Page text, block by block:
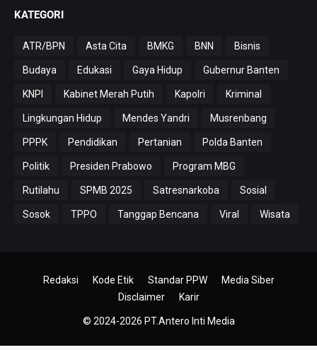
KATEGORI
ATR/BPN Asta Cita BMKG BNN Bisnis
Budaya Edukasi Gaya Hidup Gubernur Banten
KNPI Kabinet Merah Putih Kapolri Kriminal
Lingkungan Hidup Mendes Yandri Musrenbang
PPPK Pendidikan Pertanian Polda Banten
Politik Presiden Prabowo Program MBG
Rutilahu SPMB 2025 Satresnarkoba Sosial
Sosok TPPO Tanggap Bencana Viral Wisata
© 2024-2026 PT.Antero Inti Media
Redaksi Kode Etik Standar PPW
Media Siber
Disclaimer
Karir